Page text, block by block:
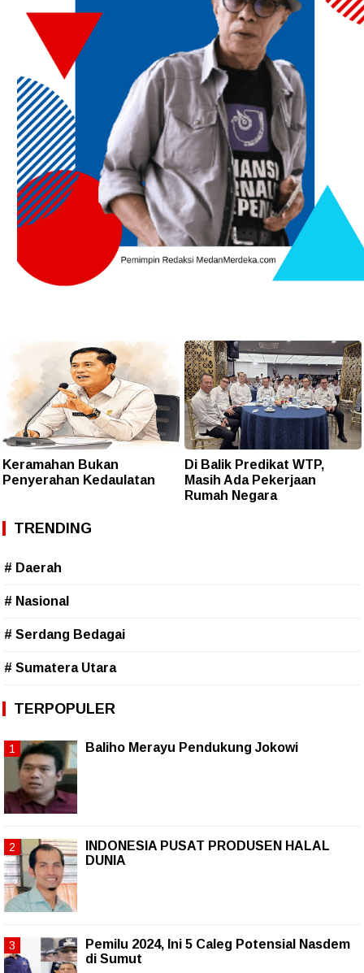
Keramahan Bukan
Penyerahan Kedaulatan
Di Balik Predikat WTP,
Masih Ada Pekerjaan
Rumah Negara
TRENDING
# Daerah
# Nasional
# Serdang Bedagai
# Sumatera Utara
TERPOPULER
Baliho Merayu Pendukung Jokowi
INDONESIA PUSAT PRODUSEN HALAL
DUNIA
Pemilu 2024, Ini 5 Caleg Potensial Nasdem
di Sumut